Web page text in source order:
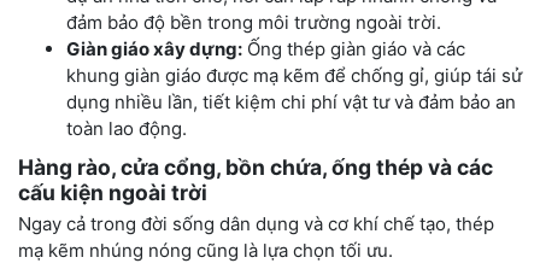
đảm bảo độ bền trong môi trường ngoài trời.
Giàn giáo xây dựng: Ống thép giàn giáo và các
khung giàn giáo được mạ kẽm để chống gỉ, giúp tái sử
dụng nhiều lần, tiết kiệm chi phí vật tư và đảm bảo an
toàn lao động.
Hàng rào, cửa cổng, bồn chứa, ống thép và các
cấu kiện ngoài trời
Ngay cả trong đời sống dân dụng và cơ khí chế tạo, thép
mạ kẽm nhúng nóng cũng là lựa chọn tối ưu.